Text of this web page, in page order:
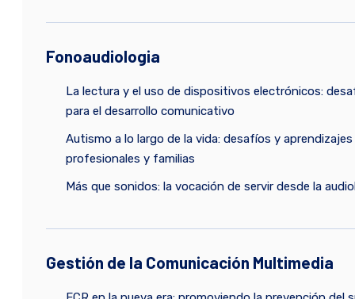
Fonoaudiologia
La lectura y el uso de dispositivos electrónicos:
para el desarrollo comunicativo
Autismo a lo largo de la vida: desafíos y aprendizajes
profesionales y familias
Más que sonidos: la vocación de servir desde la
Gestión de la Comunicación Multimedia